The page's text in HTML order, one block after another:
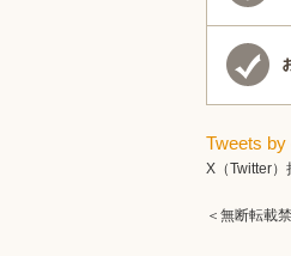
Tweets by
X（Twitter
＜無断転載